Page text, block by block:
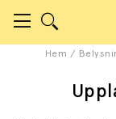
Hem /